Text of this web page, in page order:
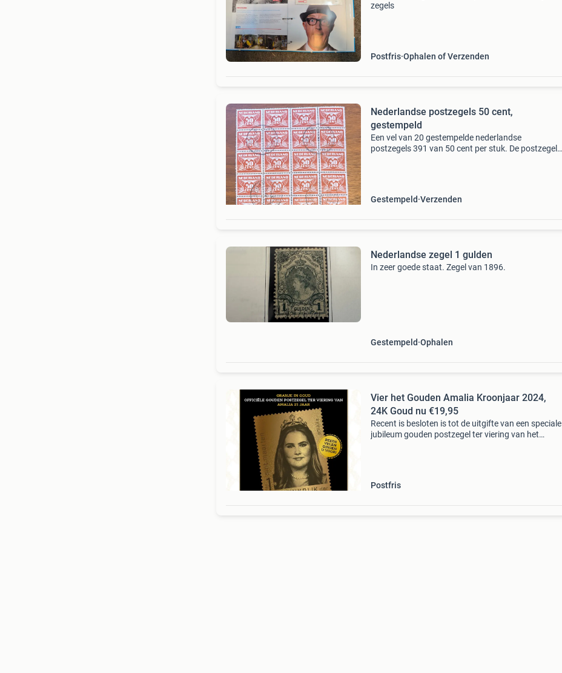
zegels
Postfris Ophalen of Verzenden
Nederlandse postzegels 50 cent,
gestempeld
Een vel van 20 gestempelde nederlandse
postzegels 391 van 50 cent per stuk. De postzegels
Gestempeld Verzenden
Nederlandse zegel 1 gulden
In zeer goede staat. Zegel van 1896.
Gestempeld Ophalen
Vier het Gouden Amalia Kroonjaar 2024,
24K Goud nu €19,95
Recent is besloten is tot de uitgifte van een speciale
jubileum gouden postzegel ter viering van het
Postfris